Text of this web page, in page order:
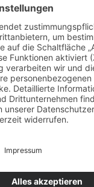
Anfrage
Partner: Der DGuSV
als Gutachter eintragen
Infos für Suchende